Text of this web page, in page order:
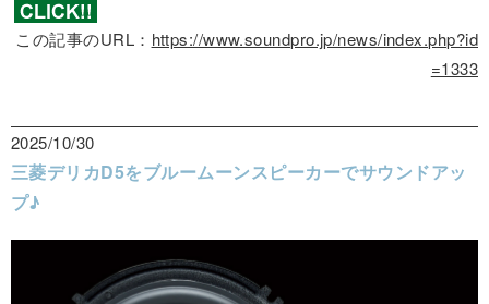
この記事のURL： https://www.soundpro.jp/news/index.php?id
=1333
2025/10/30
三菱デリカD5をブルームーンスピーカーでサウンドアッ
プ♪